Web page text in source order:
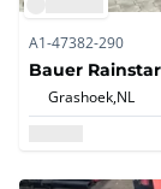
A1-47382-290
Bauer
Grashoek,NL